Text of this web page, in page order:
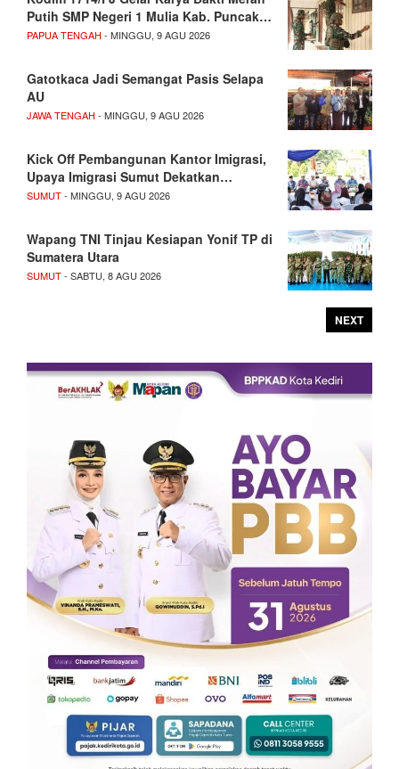
Putih SMP Negeri 1 Mulia Kab. Puncak…
PAPUA TENGAH - MINGGU, 9 AGU 2026
Gatotkaca Jadi Semangat Pasis Selapa
AU
JAWA TENGAH - MINGGU, 9 AGU 2026
Kick Off Pembangunan Kantor Imigrasi,
Upaya Imigrasi Sumut Dekatkan…
SUMUT- MINGGU, 9 AGU 2026
Wapang TNI Tinjau Kesiapan Yonif TP di
Sumatera Utara
SUMUT- SABTU, 8 AGU 2026
NEXT